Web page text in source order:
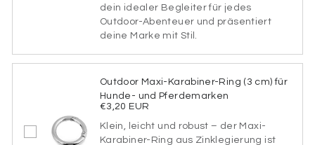
Beschriftung der Rückseite
Bitte wähle eine Schriftart aus.
dein idealer Begleiter für jedes
Outdoor-Abenteuer und präsentiert
deine Marke mit Stil.
Outdoor Maxi-Karabiner-Ring (3 cm) für
Hunde- und Pferdemarken
€3,20 EUR
Klein, leicht und robust – der Maxi-
Karabiner-Ring aus Zinklegierung ist